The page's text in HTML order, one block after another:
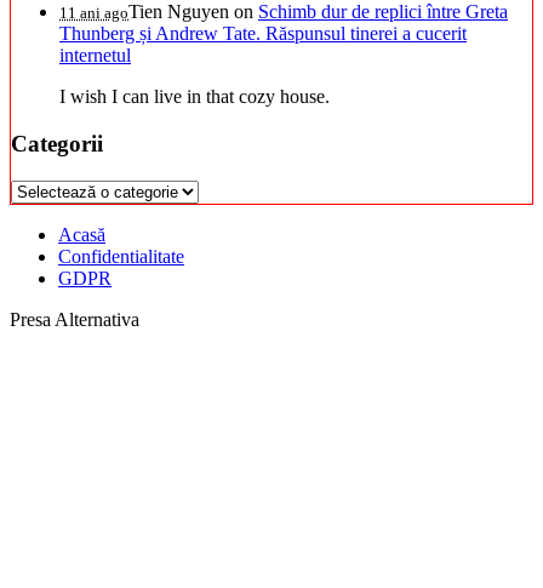
11 ani agoTien Nguyen on Schimb dur de replici între Greta
Thunberg și Andrew Tate. Răspunsul tinerei a cucerit
internetul
I wish I can live in that cozy house.
Categorii
Categorii
Acasă
Confidentialitate
GDPR
Presa Alternativa